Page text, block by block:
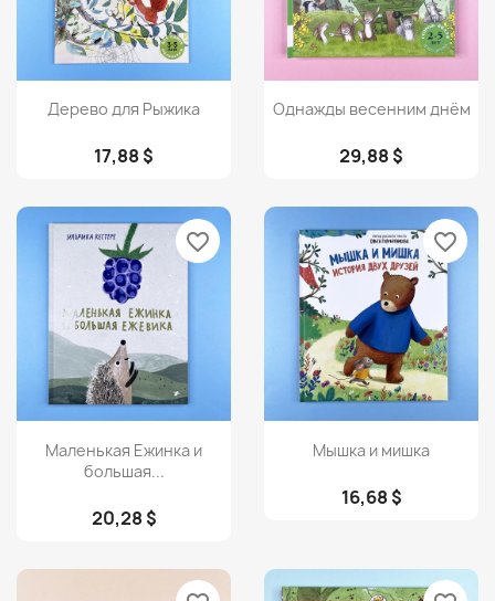
Просмотр
Дерево для Рыжика
17,88 $
Просмотр
Однажды весенним днём
29,88 $
Просмотр
Маленькая Ежинка и
большая...
20,28 $
favorite_border
Просмотр
Мышка и мишка
16,68 $
favorite_border